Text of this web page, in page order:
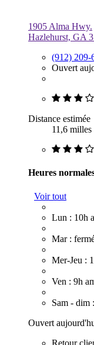
1905 Alma Hwy.
Hazlehurst, GA
(912) 209-
Ouvert
Distance estimée
11,6 milles
Heures
Voir tout
Lun : 10h
Mar :
Mer-Jeu :
Ven : 9h
Sam - dim
Ouvert
Retour